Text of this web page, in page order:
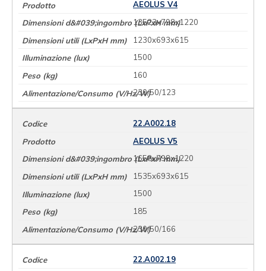
AEOLUS V4
13523x798x1220
1230x693x615
1500
160
230/50/123
22.A002.18
AEOLUS V5
1658x798x1220
1535x693x615
1500
185
230/50/166
22.A002.19